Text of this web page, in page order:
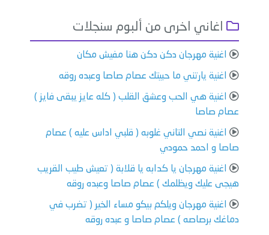
اغاني اخرى من ألبوم سنجلات
اغنية مهرجان دكن دكن هنا مفيش مكان
اغنية يارتني ما حبيتك عصام صاصا وعبده روقه
اغنية هي الحب وعشق القلب ( كله عايز يبقى فايز )
عصام صاصا
اغنية نصي التاني غلوبه ( قلبي اداس عليه ) عصام
صاصا و احمد حمودي
اغنية مهرجان يا كدابه يا قلابة ( تعيش طيب القريب
هيجى عليك ويظلمك ) عصام صاصا وعبده روقه
اغنية مهرجان ويلكم بيكو مساء الخير ( تضرب في
دماغك برصاصه ) عصام صاصا و عبده روقه